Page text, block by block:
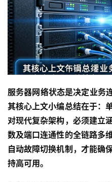
服务器网络状态是决定业务
其核心上文小编总结在于：
对现代复杂架构，必须建立
数及端口连通性的全链路多
自动故障切换机制，才能确
持高可用。